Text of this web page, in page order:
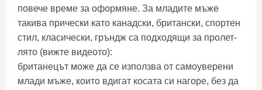
повече време за оформяне. За младите мъже
такива прически като канадски, британски, спортен
стил, класически, гръндж са подходящи за пролет-
лято (вижте видеото):
британецът може да се използва от самоуверени
млади мъже, които вдигат косата си нагоре, без да